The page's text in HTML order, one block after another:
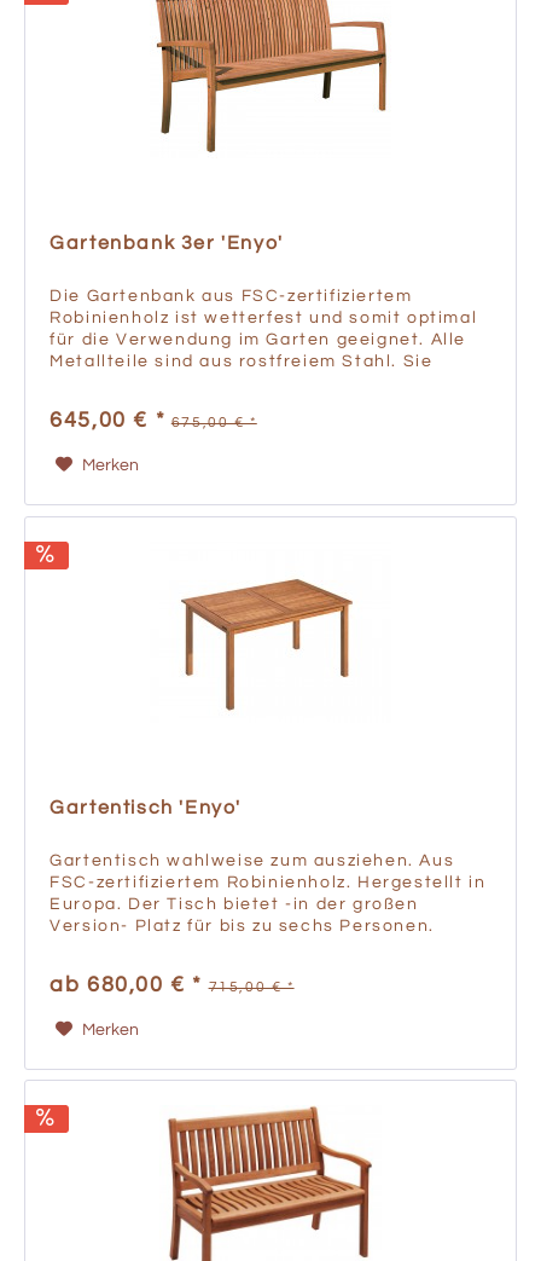
Gartenbank 3er 'Enyo'
Die Gartenbank aus FSC-zertifiziertem
Robinienholz ist wetterfest und somit optimal
für die Verwendung im Garten geeignet. Alle
Metallteile sind aus rostfreiem Stahl. Sie
645,00 € * 675,00 € *
Merken
Gartentisch 'Enyo'
Gartentisch wahlweise zum ausziehen. Aus
FSC-zertifiziertem Robinienholz. Hergestellt in
Europa. Der Tisch bietet -in der großen
Version- Platz für bis zu sechs Personen.
ab 680,00 € * 715,00 € *
Merken